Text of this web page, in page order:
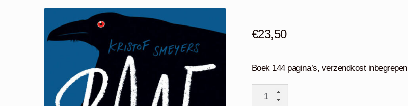
€23,50
Boek 144 pagina’s, verzendkost inbegrepen